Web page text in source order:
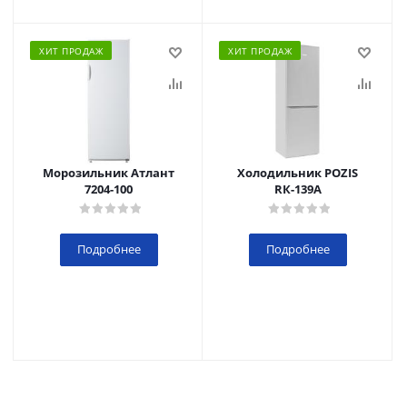
ХИТ ПРОДАЖ
Морозильник Атлант
7204-100
Подробнее
ХИТ ПРОДАЖ
Холодильник POZIS
RК-139А
Подробнее